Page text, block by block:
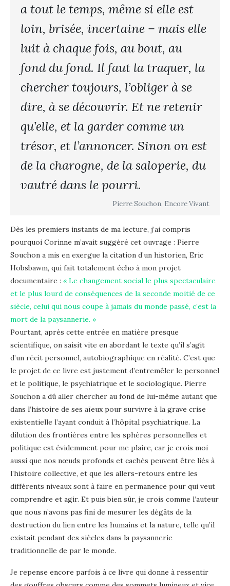
a tout le temps, même si elle est
loin, brisée, incertaine – mais elle
luit à chaque fois, au bout, au
fond du fond. Il faut la traquer, la
chercher toujours, l’obliger à se
dire, à se découvrir. Et ne retenir
qu’elle, et la garder comme un
trésor, et l’annoncer. Sinon on est
de la charogne, de la saloperie, du
vautré dans le pourri.
Pierre Souchon, Encore Vivant
Dès les premiers instants de ma lecture, j’ai compris
pourquoi Corinne m’avait suggéré cet ouvrage : Pierre
Souchon a mis en exergue la citation d’un historien, Eric
Hobsbawm, qui fait totalement écho à mon projet
documentaire : « Le changement social le plus spectaculaire
et le plus lourd de conséquences de la seconde moitié de ce
siècle, celui qui nous coupe à jamais du monde passé, c’est la
mort de la paysannerie. »
Pourtant, après cette entrée en matière presque
scientifique, on saisit vite en abordant le texte qu’il s’agit
d’un récit personnel, autobiographique en réalité. C’est que
le projet de ce livre est justement d’entremêler le personnel
et le politique, le psychiatrique et le sociologique. Pierre
Souchon a dû aller chercher au fond de lui-même autant que
dans l’histoire de ses aïeux pour survivre à la grave crise
existentielle l’ayant conduit à l’hôpital psychiatrique. La
dilution des frontières entre les sphères personnelles et
politique est évidemment pour me plaire, car je crois moi
aussi que nos nœuds profonds et cachés peuvent être liés à
l’histoire collective, et que les allers-retours entre les
différents niveaux sont à faire en permanence pour qui veut
comprendre et agir. Et puis bien sûr, je crois comme l’auteur
que nous n’avons pas fini de mesurer les dégâts de la
destruction du lien entre les humains et la nature, telle qu’il
existait pendant des siècles dans la paysannerie
traditionnelle de par le monde.
Je repense encore parfois à ce livre qui donne à ressentir